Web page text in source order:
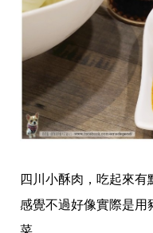
四川小酥肉，吃起來
感覺不過好像實際是用
菜。